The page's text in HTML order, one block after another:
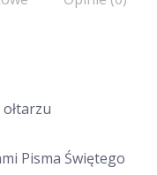
Pisma Świętego